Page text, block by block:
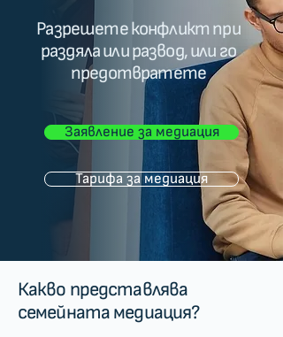
Разрешете конфликт при
раздяла или развод, или го
предотвратете
Заявление за медиация
Тарифа за медиация
Какво представлява
семейната медиация?